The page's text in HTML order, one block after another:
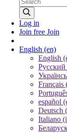
Log in
Join free Join
English (en)
English
Français
español
Deutsch
Italiano